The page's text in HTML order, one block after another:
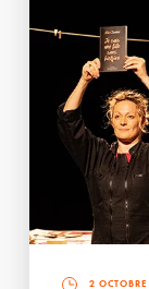
2 OCTOBRE